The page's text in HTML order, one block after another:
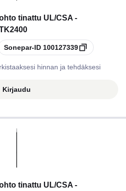
tinattu UL/CSA -
Sonepar-ID 100127339
hinnan ja tehdäksesi
Kirjaudu
tinattu UL/CSA -